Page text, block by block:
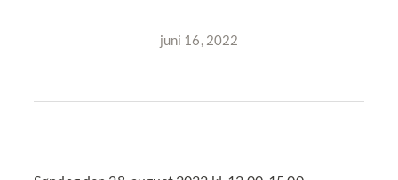
juni 16, 2022